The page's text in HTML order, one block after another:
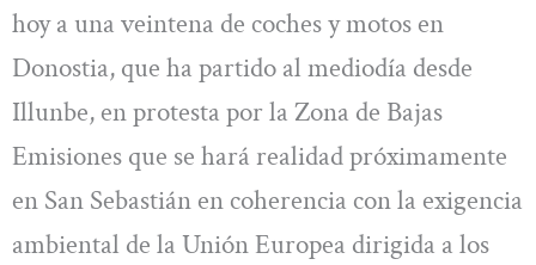
hoy a una veintena de coches y motos en
Donostia, que ha partido al mediodía desde
Illunbe, en protesta por la Zona de Bajas
Emisiones que se hará realidad próximamente
en San Sebastián en coherencia con la exigencia
ambiental de la Unión Europea dirigida a los